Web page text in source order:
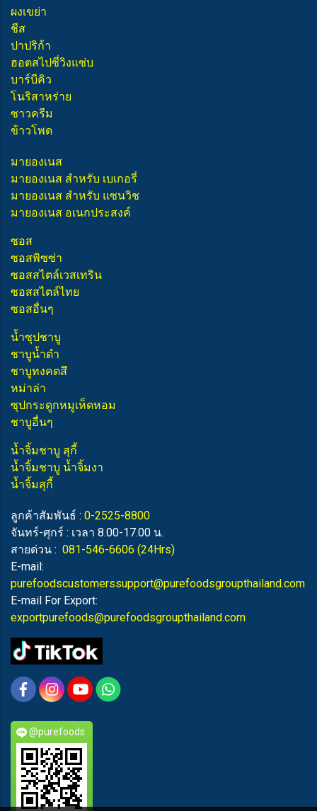
ผงเขย่า
ชีส
ปาปริก้า
ฮอตสไปซี่วิงแซ่บ
บาร์บีคิว
โนริสาหร่าย
ซาวครีม
ข้าวโพด
มายองเนส
มายองเนส สำหรับ เบเกอรี่
มายองเนส สำหรับ แซนวิช
มายองเนส อเนกประสงค์
ซอส
ซอสพิซซ่า
ซอสสไตล์เวสเทริน
ซอสสไตล์ไทย
ซอสอื่นๆ
น้ำซุปชาบู
ชาบูน้ำดำ
ชาบูทงคตสึ
หม่าล่า
ซุปกระดูกหมูเห็ดหอม
ชาบูอื่นๆ
น้ำจิ้มชาบู สุกี้
น้ำจิ้มชาบู น้ำจิ้มงา
น้ำจิ้มสุกี้
ลูกค้าสัมพันธ์ : 0-2525-8800
จันทร์-ศุกร์ : เวลา 8.00-17.00 น.
สายด่วน : 081-546-6606 (24Hrs)
E-mail:
purefoodscustomerssupport@purefoodsgroupthailand.com
E-mail For Export:
exportpurefoods@purefoodsgroupthailand.com
@purefoods